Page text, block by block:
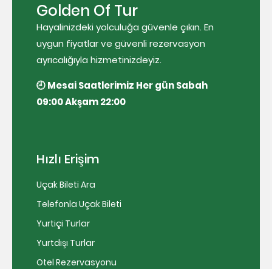
Golden Of Tur
Hayalinizdeki yolculuğa güvenle çıkın. En
uygun fiyatlar ve güvenli rezervasyon
ayrıcalığıyla hizmetinizdeyiz.
🕘 Mesai Saatlerimiz Her gün Sabah
09:00 Akşam 22:00
Hızlı Erişim
Uçak Bileti Ara
Telefonla Uçak Bileti
Yurtiçi Turlar
Yurtdışı Turlar
Otel Rezervasyonu